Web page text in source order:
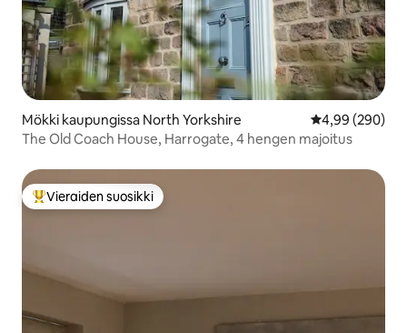
Mökki kaupungissa North Yorkshire
4,99 (290)
The Old Coach House, Harrogate, 4 hengen majoitus
Vieraiden suosikkien parhaimmistoa
Vieraiden suosikki